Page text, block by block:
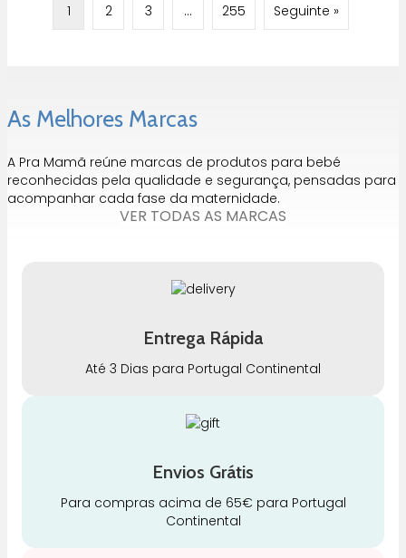
1 2 3 … 255 Seguinte »
As Melhores Marcas
A Pra Mamã reúne marcas de produtos para bebé
reconhecidas pela qualidade e segurança, pensadas para
acompanhar cada fase da maternidade.
VER TODAS AS MARCAS
Entrega Rápida
Até 3 Dias para Portugal Continental
Envios Grátis
Para compras acima de 65€ para Portugal
Continental